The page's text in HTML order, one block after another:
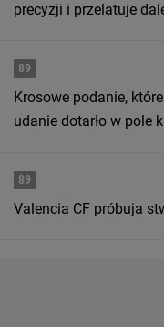
precyzji i przelatuje
89
Krosowe podanie,
udanie dotarło w pole
89
Valencia CF próbuja